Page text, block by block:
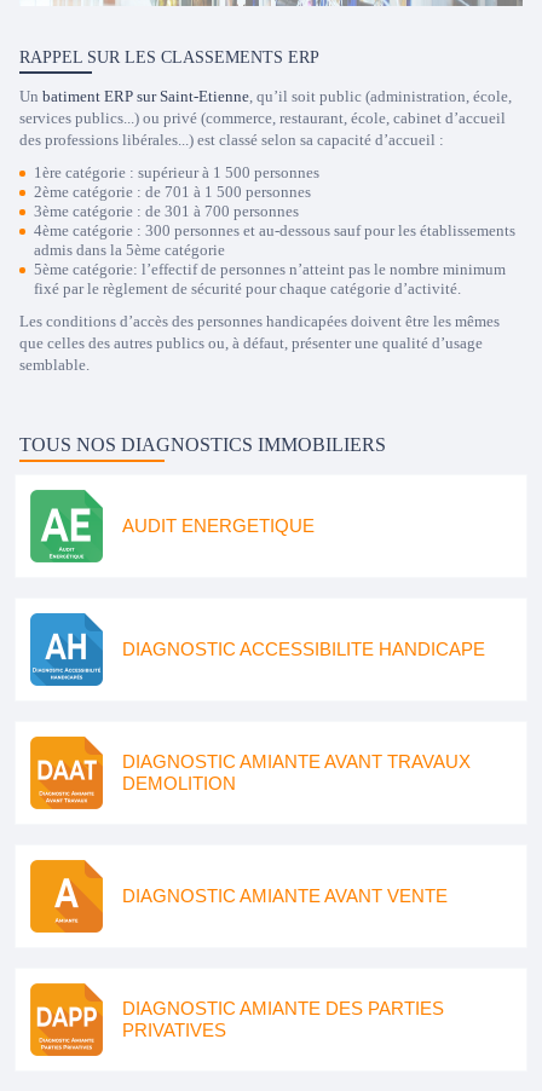
RAPPEL SUR LES CLASSEMENTS ERP
Un batiment ERP sur Saint-Etienne, qu’il soit public (administration, école,
services publics...) ou privé (commerce, restaurant, école, cabinet d’accueil
des professions libérales...) est classé selon sa capacité d’accueil :
1ère catégorie : supérieur à 1 500 personnes
2ème catégorie : de 701 à 1 500 personnes
3ème catégorie : de 301 à 700 personnes
4ème catégorie : 300 personnes et au-dessous sauf pour les établissements
admis dans la 5ème catégorie
5ème catégorie: l’effectif de personnes n’atteint pas le nombre minimum
fixé par le règlement de sécurité pour chaque catégorie d’activité.
Les conditions d’accès des personnes handicapées doivent être les mêmes
que celles des autres publics ou, à défaut, présenter une qualité d’usage
semblable.
TOUS NOS DIAGNOSTICS IMMOBILIERS
AUDIT ENERGETIQUE
DIAGNOSTIC ACCESSIBILITE HANDICAPE
DIAGNOSTIC AMIANTE AVANT TRAVAUX
DEMOLITION
DIAGNOSTIC AMIANTE AVANT VENTE
DIAGNOSTIC AMIANTE DES PARTIES
PRIVATIVES